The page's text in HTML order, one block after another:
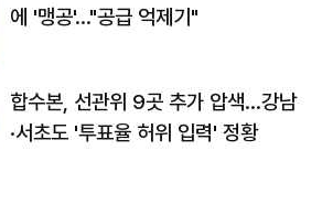
에 '맹공'…"공급 억제기"
합수본, 선관위 9곳 추가 압색…강남
·서초도 '투표율 허위 입력' 정황